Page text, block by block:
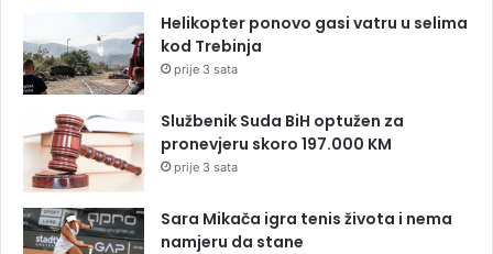
Helikopter ponovo gasi vatru u selima
kod Trebinja
prije 3 sata
Službenik Suda BiH optužen za
pronevjeru skoro 197.000 KM
prije 3 sata
Sara Mikača igra tenis života i nema
namjeru da stane